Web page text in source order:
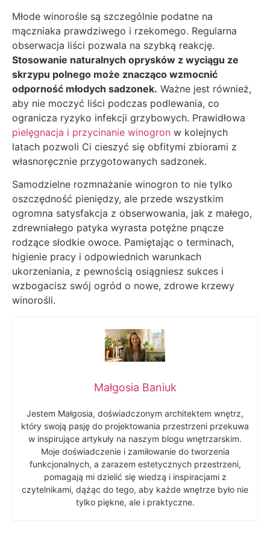
Młode winorośle są szczególnie podatne na
mączniaka prawdziwego i rzekomego. Regularna
obserwacja liści pozwala na szybką reakcję.
Stosowanie naturalnych oprysków z wyciągu ze
skrzypu polnego może znacząco wzmocnić
odporność młodych sadzonek. Ważne jest również,
aby nie moczyć liści podczas podlewania, co
ogranicza ryzyko infekcji grzybowych. Prawidłowa
pielęgnacja i przycinanie winogron w kolejnych
latach pozwoli Ci cieszyć się obfitymi zbiorami z
własnoręcznie przygotowanych sadzonek.
Samodzielne rozmnażanie winogron to nie tylko
oszczędność pieniędzy, ale przede wszystkim
ogromna satysfakcja z obserwowania, jak z małego,
zdrewniałego patyka wyrasta potężne pnącze
rodzące słodkie owoce. Pamiętając o terminach,
higienie pracy i odpowiednich warunkach
ukorzeniania, z pewnością osiągniesz sukces i
wzbogacisz swój ogród o nowe, zdrowe krzewy
winorośli.
Małgosia Baniuk
Jestem Małgosia, doświadczonym architektem wnętrz,
który swoją pasję do projektowania przestrzeni przekuwa
w inspirujące artykuły na naszym blogu wnętrzarskim.
Moje doświadczenie i zamiłowanie do tworzenia
funkcjonalnych, a zarazem estetycznych przestrzeni,
pomagają mi dzielić się wiedzą i inspiracjami z
czytelnikami, dążąc do tego, aby każde wnętrze było nie
tylko piękne, ale i praktyczne.